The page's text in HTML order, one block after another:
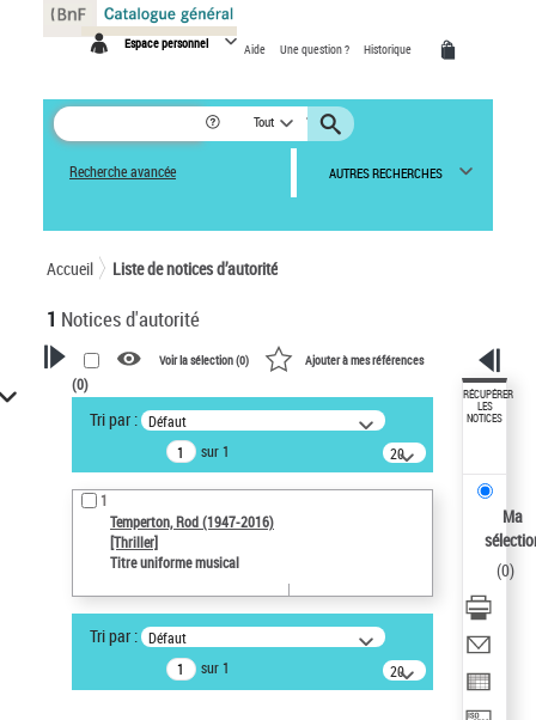
Espace personnel Aide Une question ? Historique
Tout
Recherche avancée AUTRES RECHERCHES
Accueil Liste de notices d’autorité
1 Notices d'autorité
VOTRE RECHERCHE
Recherche avancée dans les
notices d’autorité
Œuvres liées à l'auteur :
Temperton, Rod (1947-2016)
Type de notice d'autorité
Voir la sélection (0) Ajouter à mes références
(0)
Tri par : Défaut
sur 1
20
résultats/page
1
Temperton, Rod (1947-2016)
[Thriller]
Titre uniforme musical
Tri par : Défaut
sur 1
20
résultats/page
RÉCUPÉRER
LES
NOTICES
Ma
(0)
Panneau de gestion des cookies